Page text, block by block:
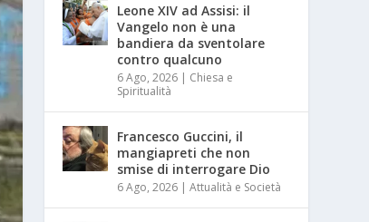
Leone XIV ad Assisi: il
Vangelo non è una
bandiera da sventolare
contro qualcuno
6 Ago, 2026 | Chiesa e
Spiritualità
Francesco Guccini, il
mangiapreti che non
smise di interrogare Dio
6 Ago, 2026 |Attualità e Società